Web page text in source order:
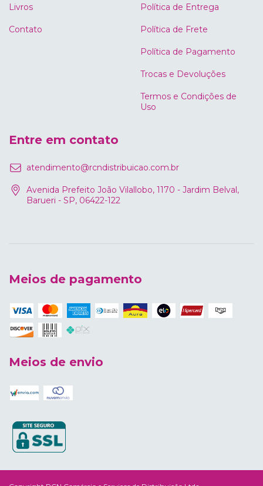
Livros
Contato
Política de Entrega
Política de Frete
Política de Pagamento
Trocas e Devoluções
Termos e Condições de
Uso
Entre em contato
atendimento@rcndistribuicao.com.br
Avenida Prefeito João Vilallobo, 1170 - Jardim Belval,
Barueri - SP, 06422-122
Meios de pagamento
Meios de envio